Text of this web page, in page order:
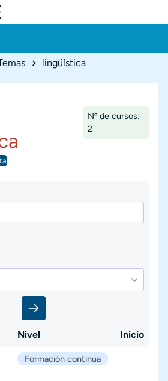
lingüística
Nº de cursos:
2
Nivel Inicio
Formación continua